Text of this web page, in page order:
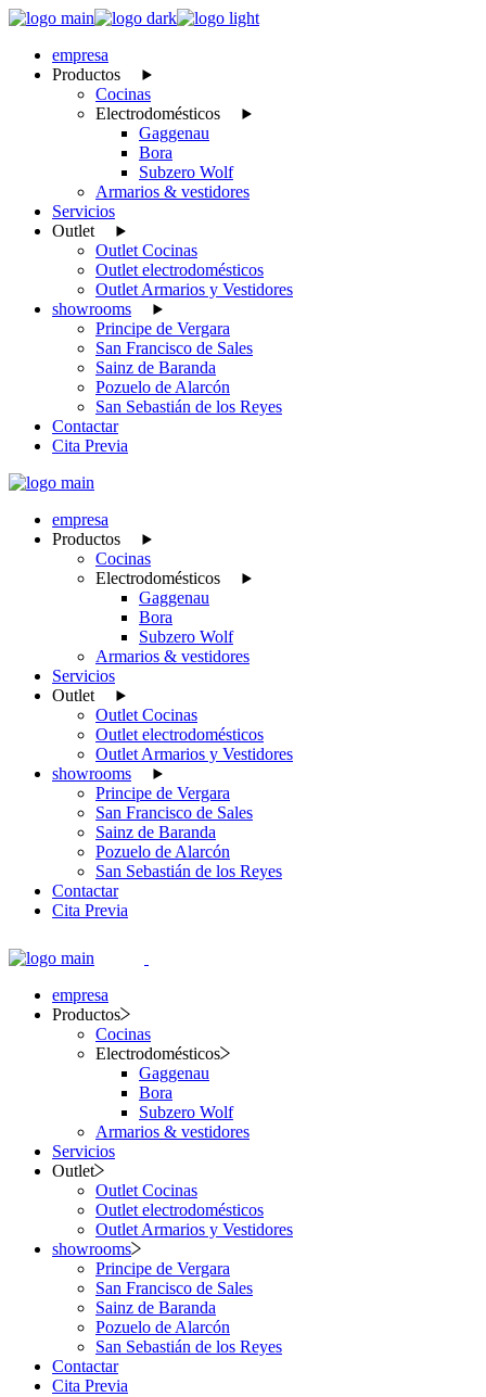
Skip
content
empresa
Productos
Cocinas
Electrodomésticos
Gaggenau
Bora
Subzero Wolf
Armarios & vestidores
Servicios
Outlet
Outlet Cocinas
Outlet electrodomésticos
Outlet Armarios y Vestidores
showrooms
Principe de Vergara
San Francisco de Sales
Sainz de Baranda
Pozuelo de Alarcón
San Sebastián de los Reyes
Contactar
Cita Previa
empresa
Productos
Cocinas
Electrodomésticos
Gaggenau
Bora
Subzero Wolf
Armarios & vestidores
Servicios
Outlet
Outlet Cocinas
Outlet electrodomésticos
Outlet Armarios y Vestidores
showrooms
Principe de Vergara
San Francisco de Sales
Sainz de Baranda
Pozuelo de Alarcón
San Sebastián de los Reyes
Contactar
Cita Previa
empresa
Productos
Cocinas
Electrodomésticos
Gaggenau
Bora
Subzero Wolf
Armarios & vestidores
Servicios
Outlet
Outlet Cocinas
Outlet electrodomésticos
Outlet Armarios y Vestidores
showrooms
Principe de Vergara
San Francisco de Sales
Sainz de Baranda
Pozuelo de Alarcón
San Sebastián de los Reyes
Contactar
Cita Previa